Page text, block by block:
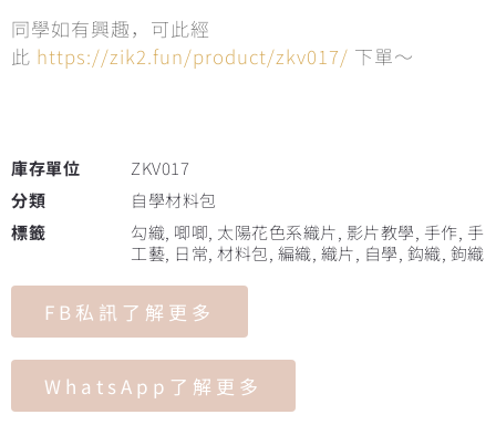
同學如有興趣，可此經
此 https://zik2.fun/product/zkv017/ 下單～
庫存單位
ZKV017
分類
自學材料包
標籤
勾織, 唧唧, 太陽花色系織片, 影片教學, 手作, 手
工藝, 日常, 材料包, 編織, 織片, 自學, 鈎織, 鉤織
FB私訊了解更多
WhatsApp了解更多